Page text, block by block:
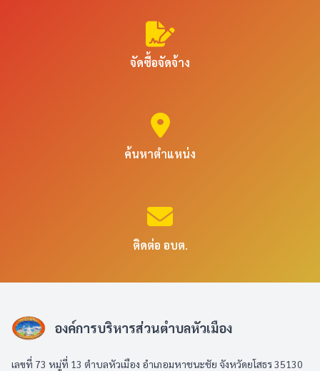
จัดซื้อจัดจ้าง
ค้นหาตำแหน่ง
ติดต่อ อบต.
องค์การบริหารส่วนตำบลหัวเมือง
เลขที่ 73 หมู่ที่ 13 ตำบลหัวเมือง อำเภอมหาชนะชัย จังหวัดยโสธร 35130